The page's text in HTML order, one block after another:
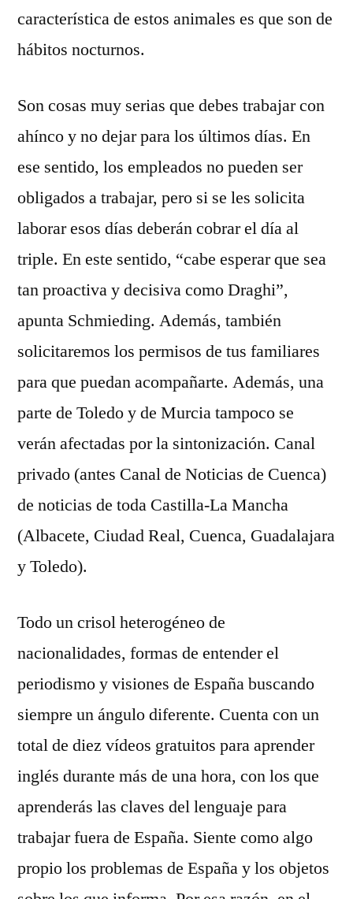
característica de estos animales es que son de
hábitos nocturnos.
Son cosas muy serias que debes trabajar con
ahínco y no dejar para los últimos días. En
ese sentido, los empleados no pueden ser
obligados a trabajar, pero si se les solicita
laborar esos días deberán cobrar el día al
triple. En este sentido, “cabe esperar que sea
tan proactiva y decisiva como Draghi”,
apunta Schmieding. Además, también
solicitaremos los permisos de tus familiares
para que puedan acompañarte. Además, una
parte de Toledo y de Murcia tampoco se
verán afectadas por la sintonización. Canal
privado (antes Canal de Noticias de Cuenca)
de noticias de toda Castilla-La Mancha
(Albacete, Ciudad Real, Cuenca, Guadalajara
y Toledo).
Todo un crisol heterogéneo de
nacionalidades, formas de entender el
periodismo y visiones de España buscando
siempre un ángulo diferente. Cuenta con un
total de diez vídeos gratuitos para aprender
inglés durante más de una hora, con los que
aprenderás las claves del lenguaje para
trabajar fuera de España. Siente como algo
propio los problemas de España y los objetos